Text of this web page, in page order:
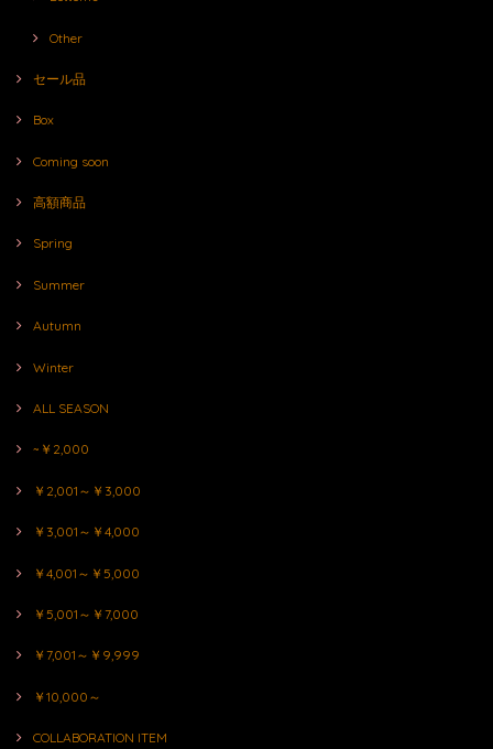
Other
セール品
Box
Coming soon
高額商品
Spring
Summer
Autumn
Winter
ALL SEASON
~￥2,000
￥2,001～￥3,000
￥3,001～￥4,000
￥4,001～￥5,000
￥5,001～￥7,000
￥7,001～￥9,999
￥10,000～
COLLABORATION ITEM